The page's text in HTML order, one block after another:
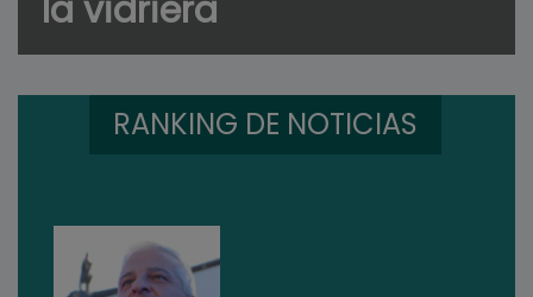
la vidriera
RANKING DE NOTICIAS